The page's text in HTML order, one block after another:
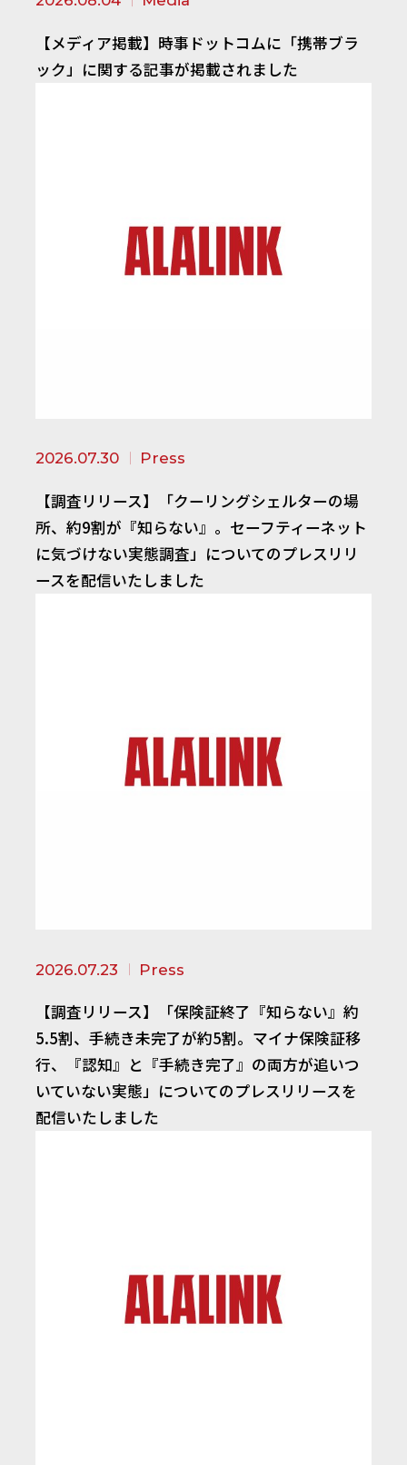
【メディア掲載】時事ドットコムに「携帯ブラ
ック」に関する記事が掲載されました
2026.07.30 Press
【調査リリース】「クーリングシェルターの場
所、約9割が『知らない』。セーフティーネット
に気づけない実態調査」についてのプレスリリ
ースを配信いたしました
2026.07.23 Press
【調査リリース】「保険証終了『知らない』約
5.5割、手続き未完了が約5割。マイナ保険証移
行、『認知』と『手続き完了』の両方が追いつ
いていない実態」についてのプレスリリースを
配信いたしました